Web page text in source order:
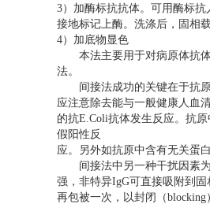
3）加酶标抗抗体。可用酶标
接地标记上酶。洗涤后，固相
4）加底物显色
本法主要用于对病原体抗体
法。
间接法成功的关键在于抗原
应注意除去能与一般健康人血
的抗E.Coli抗体发生反应。抗
假阳性反
应。另外如抗原中含有无关蛋
间接法中另一种干扰因素为
强，非特异IgG可直接吸附到
再包被一次，以封闭（